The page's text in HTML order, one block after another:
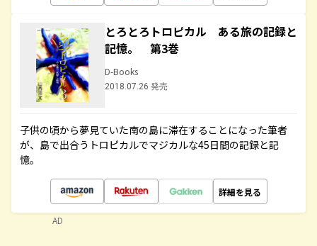
とろとろトロピカル ある旅の記録と
記憶。 第3巻
D-Books
2018.07.26 発売
子供の頃から夢見ていた南の島に滞在することになった筆者
が、島で出合うトロピカルでマジカルな45日間の記録と記
憶。
詳細を見る
AD